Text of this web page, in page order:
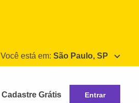
Você está em: São Paulo, SP
Cadastre Grátis Entrar